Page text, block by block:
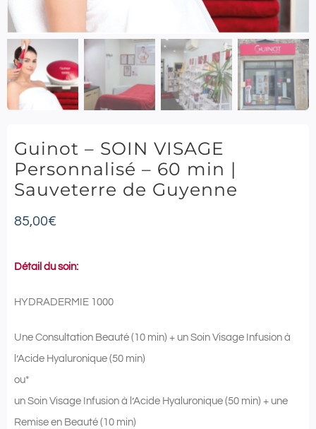
Guinot – SOIN VISAGE
Personnalisé – 60 min |
Sauveterre de Guyenne
85,00€
Détail du soin:
HYDRADERMIE 1000
Une Consultation Beauté (10 min) + un Soin Visage Infusion à
l’Acide Hyaluronique (50 min)
ou*
un Soin Visage Infusion à l’Acide Hyaluronique (50 min) + une
Remise en Beauté (10 min)